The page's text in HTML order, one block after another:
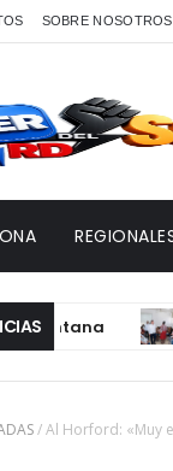
SOBRE NOSOTROS
/Al Horford: «Muy